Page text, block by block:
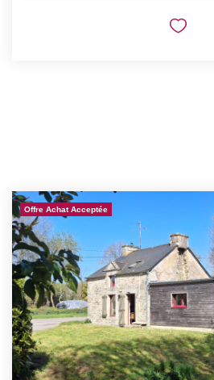
Offre Achat Acceptée